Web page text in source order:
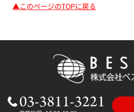
▲このページのTOPに戻る